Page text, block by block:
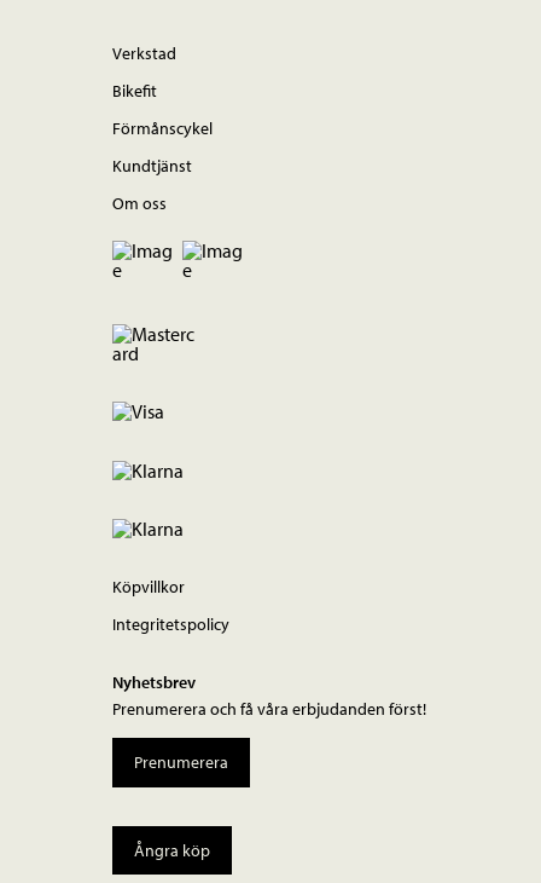
Verkstad
Bikefit
Förmånscykel
Kundtjänst
Om oss
Köpvillkor
Integritetspolicy
Nyhetsbrev
Prenumerera och få våra erbjudanden först!
Prenumerera
Ångra köp